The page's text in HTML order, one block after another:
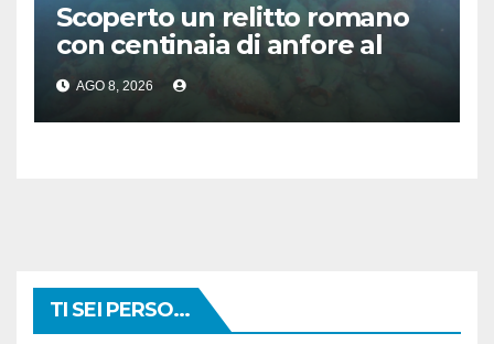
Scoperto un relitto romano
con centinaia di anfore al
largo di Mazara del Vallo
AGO 8, 2026
TI SEI PERSO...